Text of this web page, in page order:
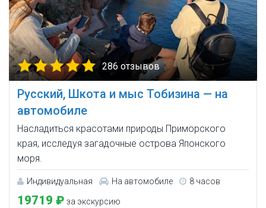
286 отзывов
Русский, Шкота и мыс Тобизина — на
автомобиле
Насладиться красотами природы Приморского
края, исследуя загадочные острова Японского
моря.
Индивидуальная На автомобиле 8 часов
19719 ₽ за экскурсию